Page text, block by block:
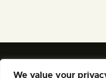
We value your